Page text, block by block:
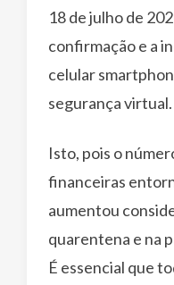
18 de julho de
confirmação e a
celular
segurança virtual.
Isto, pois o
financeiras
aumentou
quarentena e na
É essencial que